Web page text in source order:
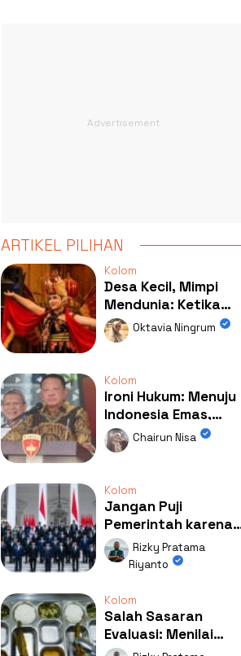
ARTIKEL PILIHAN
Kolom
Desa Kecil, Mimpi
Mendunia: Ketika
Kolaborasi
Mengubah Wajah
Oktavia Ningrum
Kolom
Ironi Hukum: Menuju
Indonesia Emas,
Ternyata Emasnya
Ada di Rumah Febrie!
Chairun Nisa
Kolom
Jangan Puji
Pemerintah karena
Kerja: Mengapa
Publik Begitu Mudah
Rizky Pratama
Riyanto
Kolom
Salah Sasaran
Evaluasi: Menilai
Program MBG Lewat